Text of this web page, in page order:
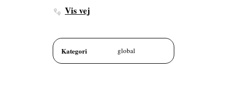
Vis vej
Kategori global